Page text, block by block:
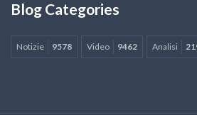
Blog Categories
Notizie 9578 Video 9462 Analisi